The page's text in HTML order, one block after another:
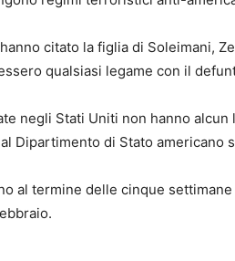
citato la figlia di Soleimani,
qualsiasi legame con il
negli Stati Uniti non hanno
Dipartimento di Stato americano
al termine delle cinque